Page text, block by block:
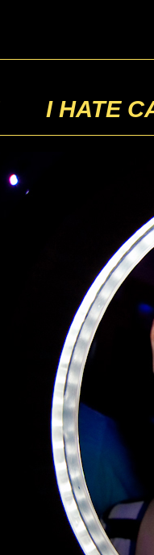
I HATE